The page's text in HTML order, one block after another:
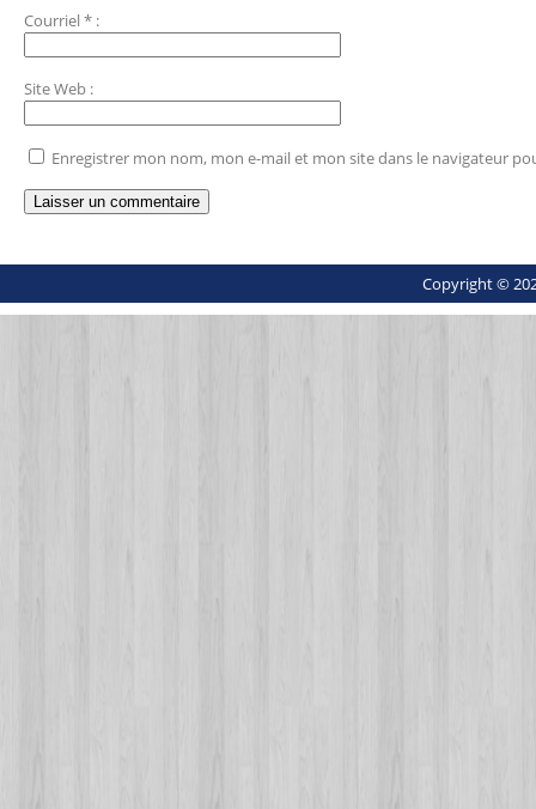
Courriel * :
Site Web :
Enregistrer mon nom, mon e-mail et mon site dans le navigateur
Copyright ©